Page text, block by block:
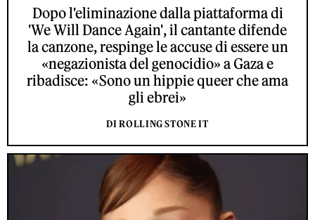
Dopo l'eliminazione dalla piattaforma di
'We Will Dance Again', il cantante difende
la canzone, respinge le accuse di essere un
«negazionista del genocidio» a Gaza e
ribadisce: «Sono un hippie queer che ama
gli ebrei»
DI ROLLING STONE IT